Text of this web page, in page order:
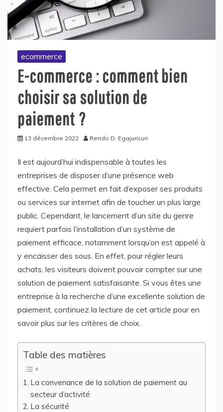
ecommerce
E-commerce : comment bien
choisir sa solution de
paiement ?
13 décembre 2022 Rerido D. Egajuricuri
Il est aujourd’hui indispensable à toutes les
entreprises de disposer d’une présence web
effective. Cela permet en fait d’exposer ses produits
ou services sur internet afin de toucher un plus large
public. Cependant, le lancement d’un site du genre
requiert parfois l’installation d’un système de
paiement efficace, notamment lorsqu’on est appelé à
y encaisser des sous. En effet, pour régler leurs
achats, les visiteurs doivent pouvoir compter sur une
solution de paiement satisfaisante. Si vous êtes une
entreprise à la recherche d’une excellente solution de
paiement, continuez la lecture de cet article pour en
savoir plus sur les critères de choix.
Table des matières
La convenance de la solution de paiement au
secteur d’activité
La sécurité